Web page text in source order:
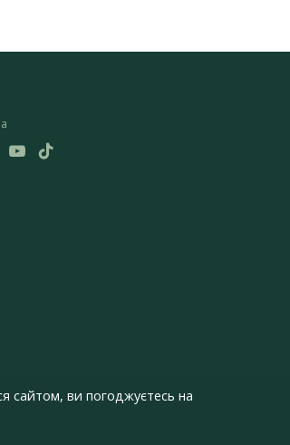
сайтом, ви погоджуєтесь на